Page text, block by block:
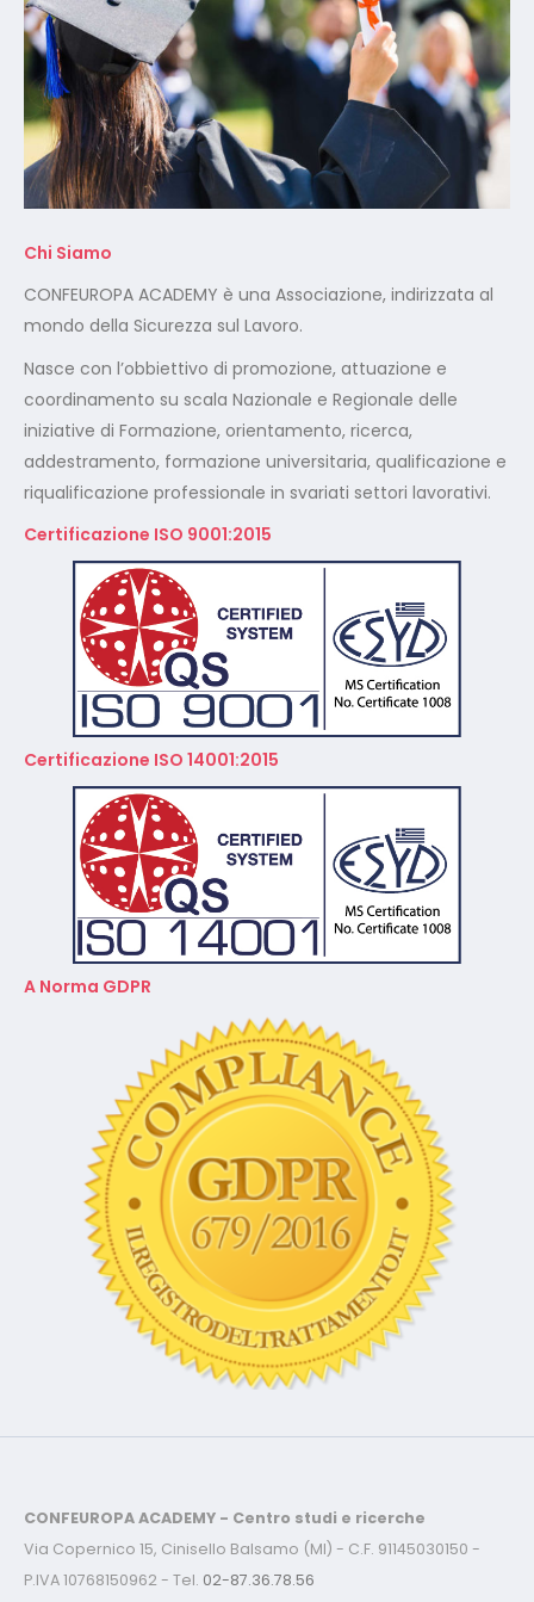
Chi Siamo
CONFEUROPA ACADEMY è una Associazione, indirizzata al
mondo della Sicurezza sul Lavoro.
Nasce con l’obbiettivo di promozione, attuazione e
coordinamento su scala Nazionale e Regionale delle
iniziative di Formazione, orientamento, ricerca,
addestramento, formazione universitaria, qualificazione e
riqualificazione professionale in svariati settori lavorativi.
Certificazione ISO 9001:2015
Certificazione ISO 14001:2015
A Norma GDPR
CONFEUROPA ACADEMY - Centro studi e ricerche
Via Copernico 15, Cinisello Balsamo (MI) - C.F. 91145030150 -